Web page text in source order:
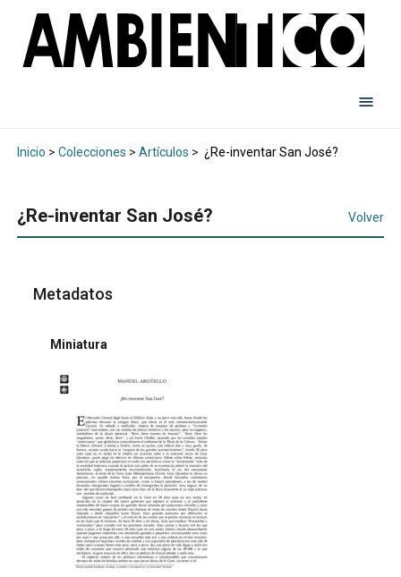
Inicio > Colecciones > Artículos > ¿Re-inventar San José?
¿Re-inventar San José? Volver
Metadatos
Miniatura